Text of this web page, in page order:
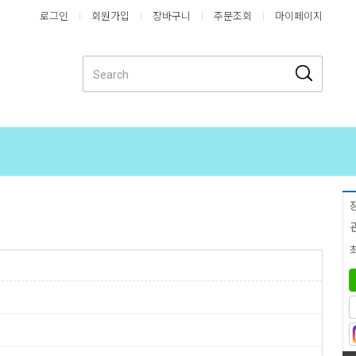
로그인 회원가입 장바구니 주문조회 마이페이지